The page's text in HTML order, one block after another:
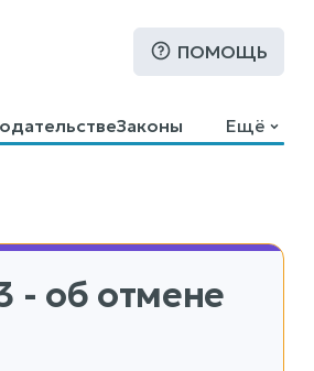
ПОМОЩЬ
Законы
Ещё
- об отмене